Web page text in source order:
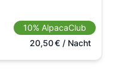
10% AlpacaClub
20,50€/ Nacht